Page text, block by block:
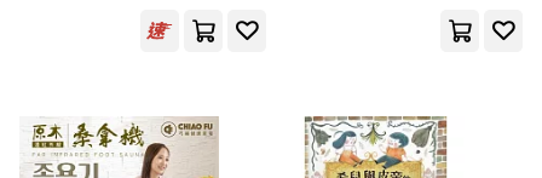
雅婷智慧(23)
行政院衛生署中醫藥委員會(91)